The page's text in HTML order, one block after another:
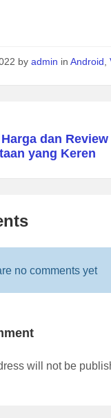
byadmin inAndroid ,
dan
yang Keren
no comments yet
will not be